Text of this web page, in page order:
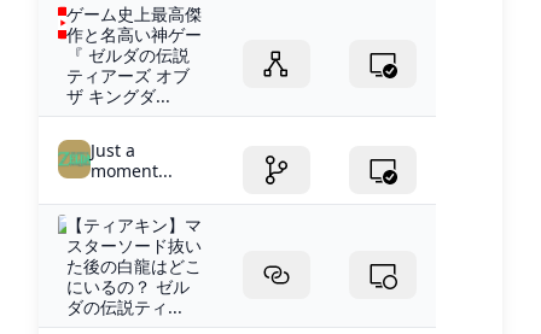
ゲーム史上最高傑
作と名高い神ゲー
『 ゼルダの伝説
ティアーズ オブ
ザ キングダ...
Just a
moment...
【ティアキン】マ
スターソード抜い
た後の白龍はどこ
にいるの？ ゼル
ダの伝説ティ...